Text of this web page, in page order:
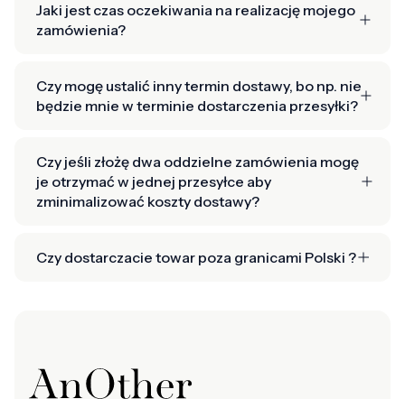
Jaki jest czas oczekiwania na realizację mojego
zamówienia?
Czy mogę ustalić inny termin dostawy, bo np. nie
będzie mnie w terminie dostarczenia przesyłki?
Czy jeśli złożę dwa oddzielne zamówienia mogę
je otrzymać w jednej przesyłce aby
zminimalizować koszty dostawy?
Czy dostarczacie towar poza granicami Polski ?